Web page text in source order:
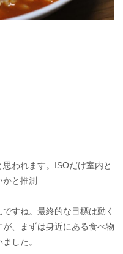
われます。ISOだけ室内と
と推測
すね。最終的な目標は動く
、まずは身近にある食べ物
した。